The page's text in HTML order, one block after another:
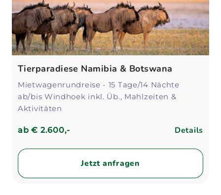
Tierparadiese Namibia & Botswana
Mietwagenrundreise - 15 Tage/14 Nächte
ab/bis Windhoek inkl. Üb., Mahlzeiten &
Aktivitäten
ab€ 2.600,- Details
Jetzt anfragen